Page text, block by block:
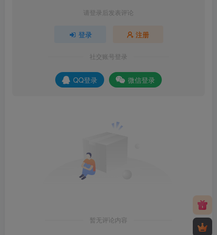
请登录后发表评论
登录 注册
社交账号登录
QQ登录 微信登录
暂无评论内容